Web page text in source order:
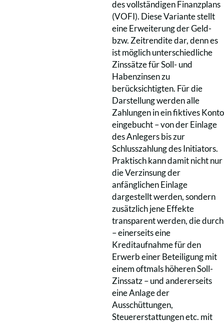
des vollständigen Finanzplans
(VOFI). Diese Variante stellt
eine Erweiterung der Geld-
bzw. Zeitrendite dar, denn es
ist möglich unterschiedliche
Zinssätze für Soll- und
Habenzinsen zu
berücksichtigten. Für die
Darstellung werden alle
Zahlungen in ein fiktives Konto
eingebucht – von der Einlage
des Anlegers bis zur
Schlusszahlung des Initiators.
Praktisch kann damit nicht nur
die Verzinsung der
anfänglichen Einlage
dargestellt werden, sondern
zusätzlich jene Effekte
transparent werden, die durch
– einerseits eine
Kreditaufnahme für den
Erwerb einer Beteiligung mit
einem oftmals höheren Soll-
Zinssatz – und andererseits
eine Anlage der
Ausschüttungen,
Steuererstattungen etc. mit